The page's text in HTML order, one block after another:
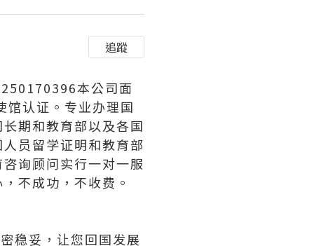
追蹤
本公司面
认证。专业办理国
期和教育部以及各国
员留学证明和教育部
询顾问实行一对一服
不成功，不收费。
稳妥，让您回国发展